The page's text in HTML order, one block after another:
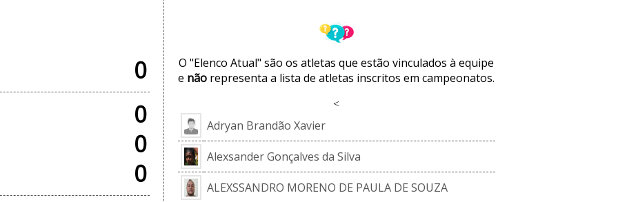
0
0
0
0
O "Elenco Atual" são os atletas que estão vinculados à equipe
e não representa a lista de atletas inscritos em campeonatos.
<
Adryan Brandão Xavier
Alexsander Gonçalves da Silva
ALEXSSANDRO MORENO DE PAULA DE SOUZA